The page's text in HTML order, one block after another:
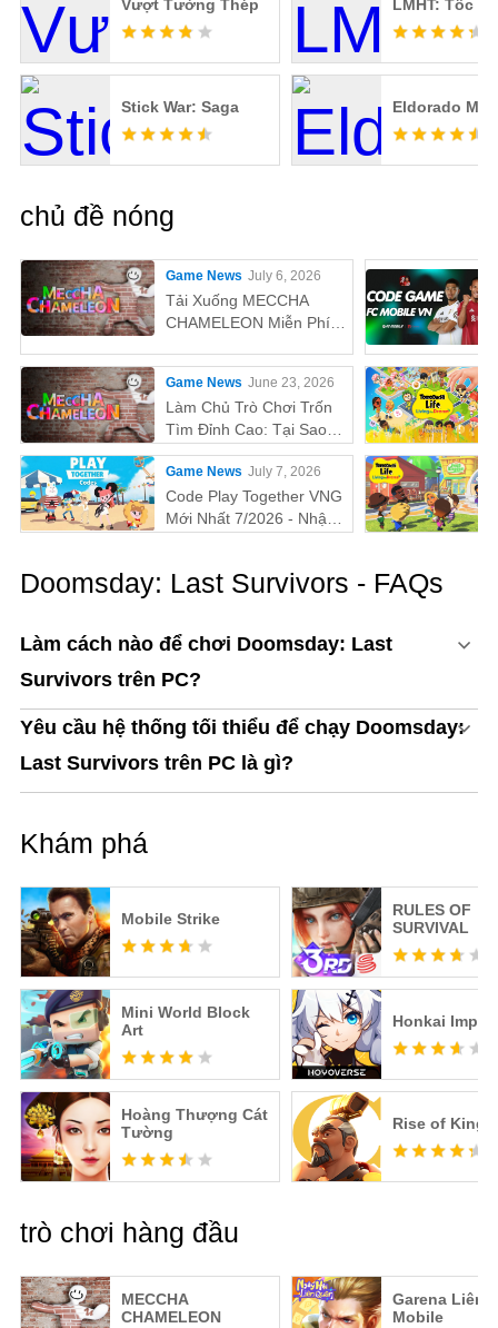
Vượt Tường Thép LMHT: Tốc
Stick War: Saga Eldorado M
chủ đề nóng
Game News July 6, 2026
Tải Xuống MECCHA
CHAMELEON Miễn Phí
Game News June 23, 2026
Làm Chủ Trò Chơi Trốn
Tìm Đỉnh Cao: Tại Sao
MEmu Là Cách Tốt Nhất
Để Chơi MECCHA
CHAMELEON Trên PC!
Game News July 7, 2026
Code Play Together VNG
Mới Nhất 7/2026 - Nhận
Doomsday: Last Survivors - FAQs
Làm cách nào để chơi Doomsday: Last
Survivors trên PC?
Yêu cầu hệ thống tối thiểu để chạy Doomsday:
Last Survivors trên PC là gì?
Khám phá
Mobile Strike
RULES OF
SURVIVAL
Mini World Block
Art
Honkai
Hoàng Thượng Cát
Tường
Rise of
trò chơi hàng đầu
MECCHA
CHAMELEON
Garena Liên
Mobile